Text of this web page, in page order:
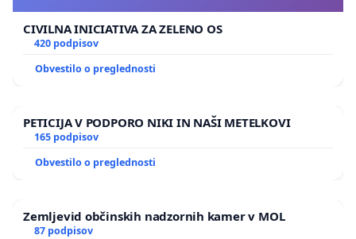
CIVILNA INICIATIVA ZA ZELENO OS
420 podpisov
Obvestilo o preglednosti
PETICIJA V PODPORO NIKI IN NAŠI METELKOVI
165 podpisov
Obvestilo o preglednosti
Zemljevid občinskih nadzornih kamer v MOL
87 podpisov